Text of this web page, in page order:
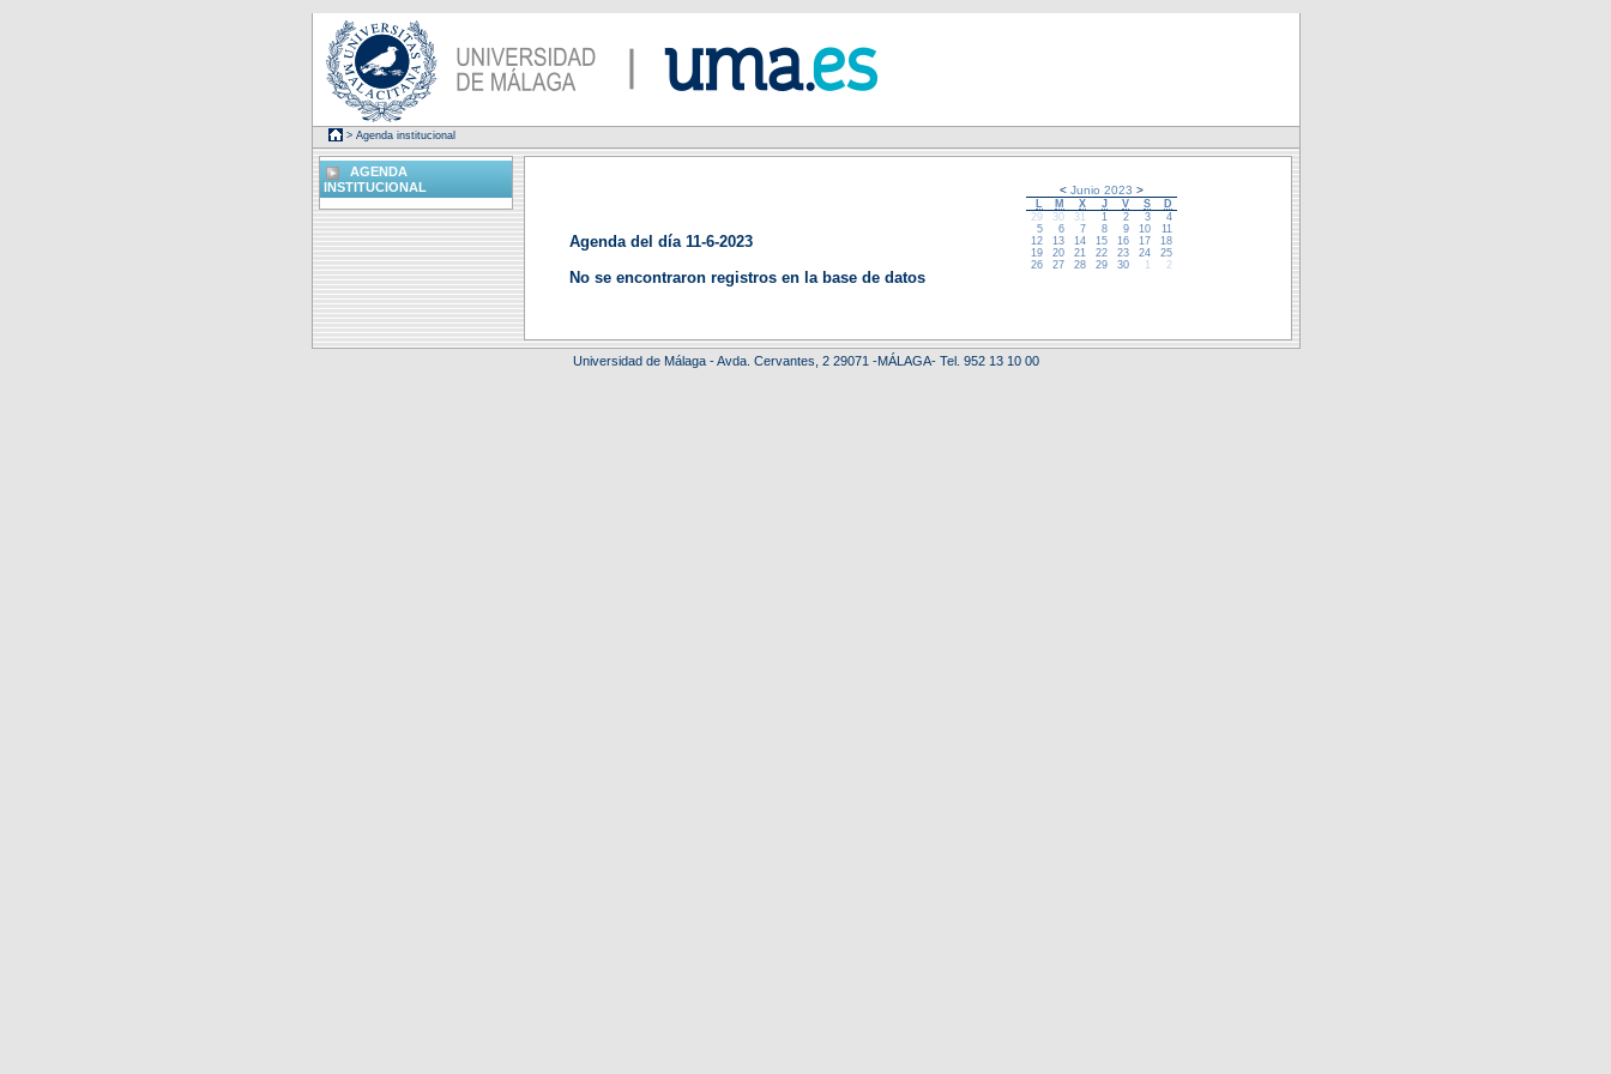
> Agenda institucional
Agenda del día 11-6-2023
No se encontraron registros en la base de datos
<Junio 2023 >
M X J V S
D
29
30 31 1 2 3
4
5
6 7 8 9 10
11
12
13 14 15 16 17
18
19
20 21 22 23 24
25
26
27 28 29 30 1 2
AGENDA
INSTITUCIONAL
Universidad de Málaga - Avda. Cervantes, 2 29071 -MÁLAGA- Tel. 952 13 10 00